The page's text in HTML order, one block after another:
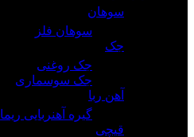
سوهان
سوهان فلز
جک
جک روغنی
جک سوسماری
آهن ربا
گیره آهنربایی ریما
قیچی